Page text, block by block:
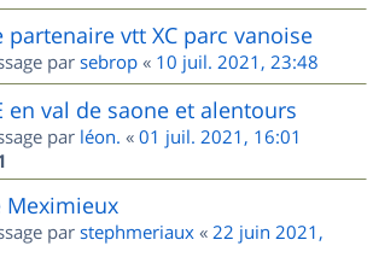
partenaire vtt XC parc vanoise
par sebrop « 10 juil. 2021, 23:48
en val de saone et alentours
par léon. « 01 juil. 2021, 16:01
par stephmeriaux « 22 juin 2021,